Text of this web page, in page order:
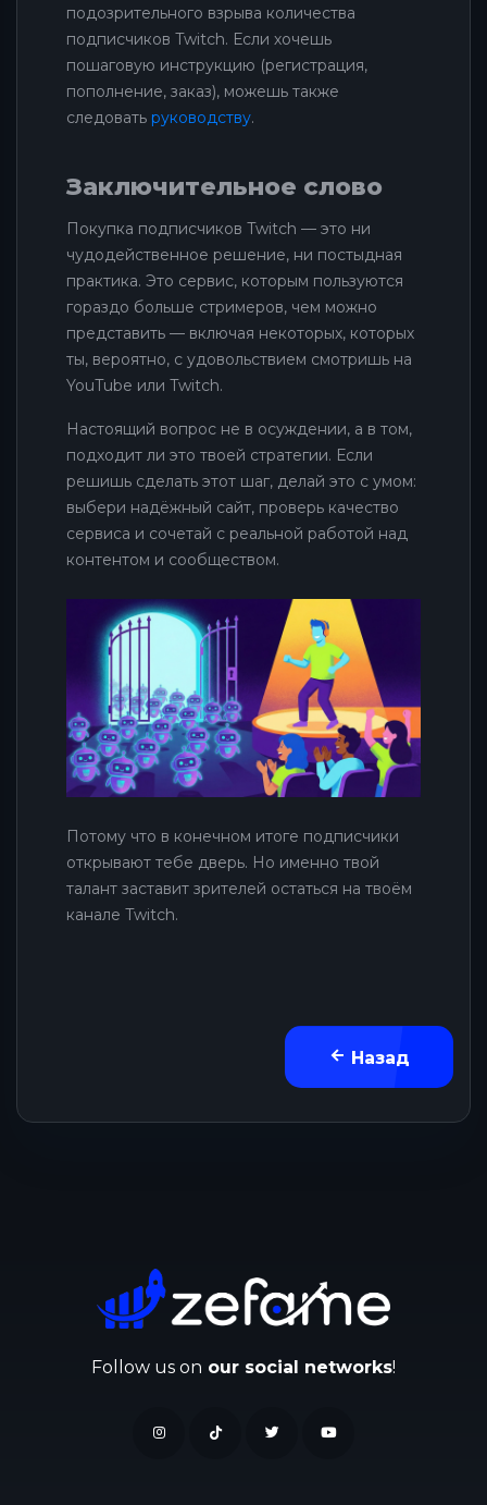
подозрительного взрыва количества
подписчиков Twitch. Если хочешь
пошаговую инструкцию (регистрация,
пополнение, заказ), можешь также
следовать руководству.
Заключительное слово
Покупка подписчиков Twitch — это ни
чудодейственное решение, ни постыдная
практика. Это сервис, которым пользуются
гораздо больше стримеров, чем можно
представить — включая некоторых, которых
ты, вероятно, с удовольствием смотришь на
YouTube или Twitch.
Настоящий вопрос не в осуждении, а в том,
подходит ли это твоей стратегии. Если
решишь сделать этот шаг, делай это с умом:
выбери надёжный сайт, проверь качество
сервиса и сочетай с реальной работой над
контентом и сообществом.
Потому что в конечном итоге подписчики
открывают тебе дверь. Но именно твой
талант заставит зрителей остаться на твоём
канале Twitch.
Назад
Follow us on our social networks!